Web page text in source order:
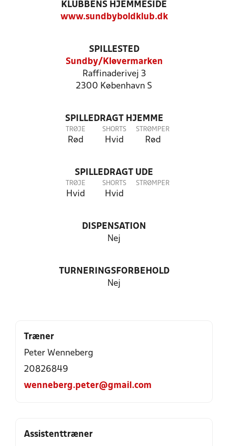
KLUBBENS HJEMMESIDE
www.sundbyboldklub.dk
SPILLESTED
Sundby/Kløvermarken
Raffinaderivej 3
2300 København S
SPILLEDRAGT HJEMME
TRØJE
Rød
SHORTS
Hvid
STRØMPER
Rød
SPILLEDRAGT UDE
TRØJE
Hvid
SHORTS
Hvid
STRØMPER
DISPENSATION
Nej
TURNERINGSFORBEHOLD
Nej
Træner
Peter Wenneberg
20826849
wenneberg.peter@gmail.com
Assistenttræner